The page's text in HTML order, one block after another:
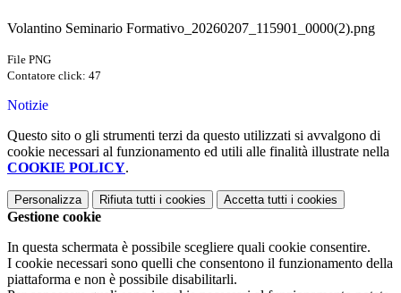
Volantino Seminario Formativo_20260207_115901_0000(2).png
File PNG
Contatore click: 47
Notizie
Questo sito o gli strumenti terzi da questo utilizzati si avvalgono di
cookie necessari al funzionamento ed utili alle finalità illustrate nella
COOKIE POLICY.
Personalizza Rifiuta tutti i cookies Accetta tutti i cookies
Gestione cookie
In questa schermata è possibile scegliere quali cookie consentire.
I cookie necessari sono quelli che consentono il funzionamento della
piattaforma e non è possibile disabilitarli.